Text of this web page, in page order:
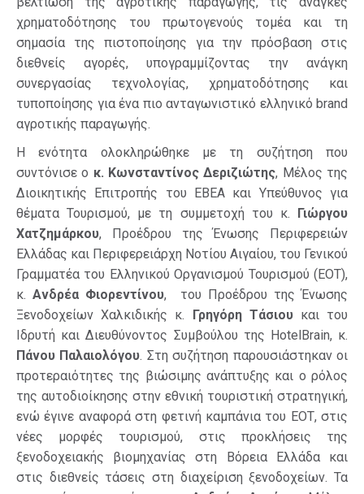
χρηματοδότησης του πρωτογενούς τομέα και τη
σημασία της πιστοποίησης για την πρόσβαση στις
διεθνείς αγορές, υπογραμμίζοντας την ανάγκη
συνεργασίας τεχνολογίας, χρηματοδότησης και
τυποποίησης για ένα πιο ανταγωνιστικό ελληνικό brand
αγροτικής παραγωγής.
Η ενότητα ολοκληρώθηκε με τη συζήτηση που
συντόνισε ο κ. Κωνσταντίνος Δεριζιώτης, Μέλος της
Διοικητικής Επιτροπής του ΕΒΕΑ και Υπεύθυνος για
θέματα Τουρισμού, με τη συμμετοχή του κ. Γιώργου
Χατζημάρκου, Προέδρου της Ένωσης Περιφερειών
Ελλάδας και Περιφερειάρχη Νοτίου Αιγαίου, του Γενικού
Γραμματέα του Ελληνικού Οργανισμού Τουρισμού (ΕΟΤ),
κ.Ανδρέα Φιορεντίνου, του Προέδρου της Ένωσης
Ξενοδοχείων Χαλκιδικής κ. Γρηγόρη Τάσιουκαι του
Ιδρυτή και Διευθύνοντος Συμβούλου της HotelBrain, κ.
Πάνου Παλαιολόγου. Στη συζήτηση παρουσιάστηκαν οι
προτεραιότητες της βιώσιμης ανάπτυξης και ο ρόλος
της αυτοδιοίκησης στην εθνική τουριστική στρατηγική,
ενώ έγινε αναφορά στη φετινή καμπάνια του ΕΟΤ, στις
νέες μορφές τουρισμού, στις προκλήσεις της
ξενοδοχειακής βιομηχανίας στη Βόρεια Ελλάδα και
στις διεθνείς τάσεις στη διαχείριση ξενοδοχείων. Τα